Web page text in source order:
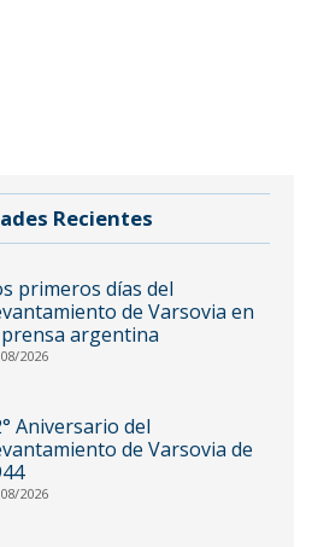
Recientes
primeros días del
de Varsovia en
argentina
2026
Aniversario del
de Varsovia de
2026